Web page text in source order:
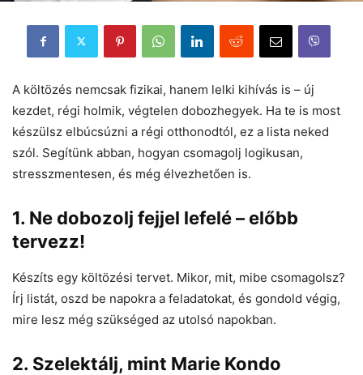
A költözés nemcsak fizikai, hanem lelki kihívás is – új
kezdet, régi holmik, végtelen dobozhegyek. Ha te is most
készülsz elbúcsúzni a régi otthonodtól, ez a lista neked
szól. Segítünk abban, hogyan csomagolj logikusan,
stresszmentesen, és még élvezhetően is.
1. Ne dobozolj fejjel lefelé – előbb
tervezz!
Készíts egy költözési tervet. Mikor, mit, mibe csomagolsz?
Írj listát, oszd be napokra a feladatokat, és gondold végig,
mire lesz még szükséged az utolsó napokban.
2. Szelektálj, mint Marie Kondo